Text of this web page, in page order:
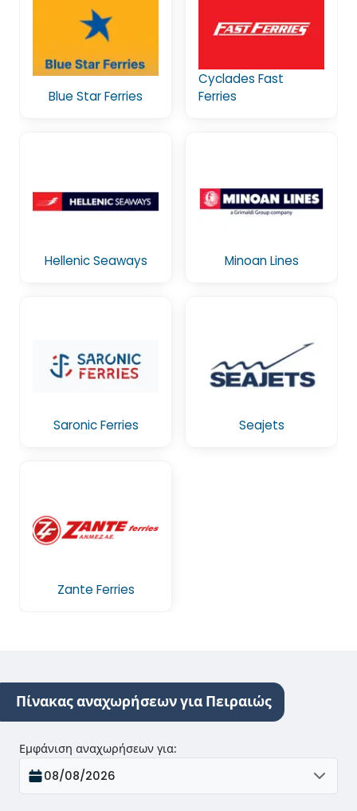
Blue Star Ferries
Cyclades Fast
Ferries
Hellenic Seaways Minoan Lines
Saronic Ferries Seajets
Zante Ferries
Πίνακας αναχωρήσεων για Πειραιώς
Εμφάνιση αναχωρήσεων για:
08/08/2026